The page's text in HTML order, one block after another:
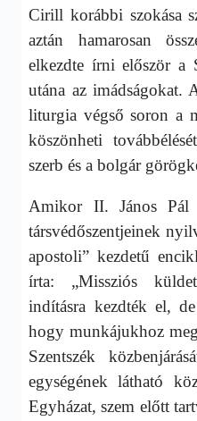
Cirill korábbi szokása
aztán hamarosan
elkezdte írni először a
utána az imádságokat.
liturgia végső soron a
köszönheti
szerb és a bolgár
Amikor II. János Pál
társvédőszentjeinek
apostoli” kezdetű
írta: „Missziós
indításra kezdték el,
hogy munkájukhoz
Szentszék
egységének látható
Egyházat, szem előtt